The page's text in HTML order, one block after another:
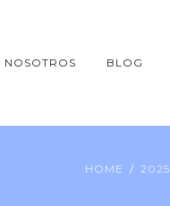
NOSOTROS BLOG
HOME 2025